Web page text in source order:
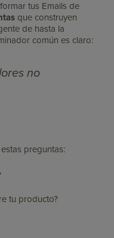
tus Emails de
que construyen
de hasta la
común es claro:
no
preguntas:
tu producto?